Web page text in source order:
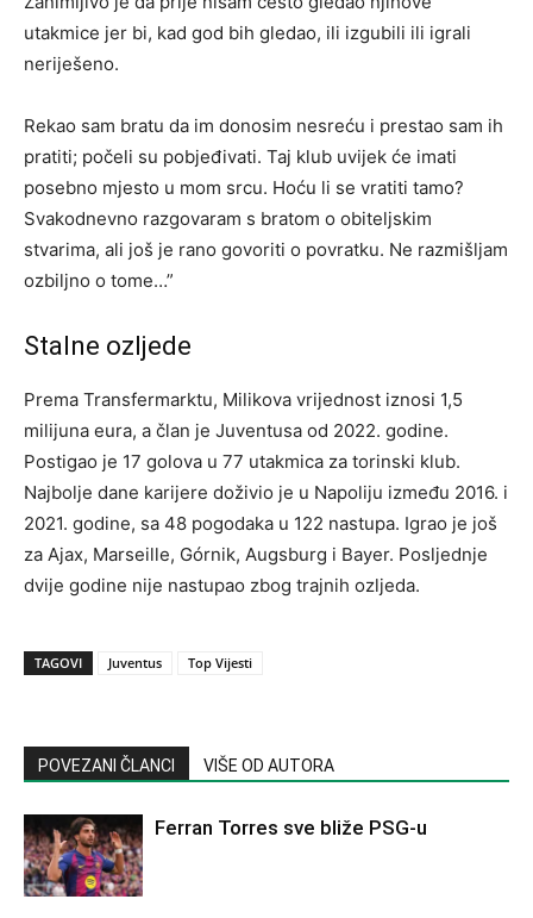
utakmice jer bi, kad god bih gledao, ili izgubili ili igrali
neriješeno.
Rekao sam bratu da im donosim nesreću i prestao sam ih
pratiti; počeli su pobjeđivati. Taj klub uvijek će imati
posebno mjesto u mom srcu. Hoću li se vratiti tamo?
Svakodnevno razgovaram s bratom o obiteljskim
stvarima, ali još je rano govoriti o povratku. Ne razmišljam
ozbiljno o tome…”
Stalne ozljede
Prema Transfermarktu, Milikova vrijednost iznosi 1,5
milijuna eura, a član je Juventusa od 2022. godine.
Postigao je 17 golova u 77 utakmica za torinski klub.
Najbolje dane karijere doživio je u Napoliju između 2016. i
2021. godine, sa 48 pogodaka u 122 nastupa. Igrao je još
za Ajax, Marseille, Górnik, Augsburg i Bayer. Posljednje
dvije godine nije nastupao zbog trajnih ozljeda.
TAGOVI Juventus Top Vijesti
POVEZANI ČLANCI VIŠE OD AUTORA
Ferran Torres sve bliže PSG-u